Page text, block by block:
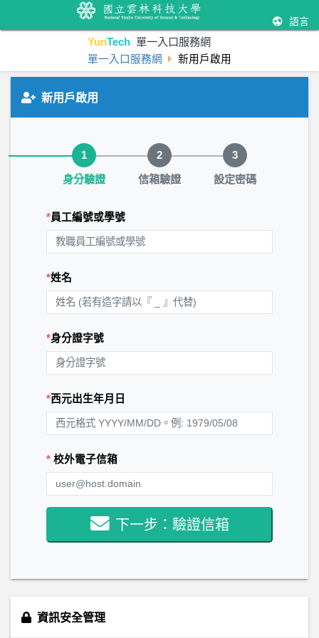
語言
YunTech 單一入口服務網
單一入口服務網 新用戶啟用
新用戶啟用
步驟 1 / 3：身分驗證
1
身分驗證
2
信箱驗證
3
設定密碼
*員工編號或學號
*姓名
*身分證字號
*西元出生年月日
* 校外電子信箱
下一步：驗證信箱
資訊安全管理